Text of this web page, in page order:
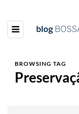
BROWSING TAG